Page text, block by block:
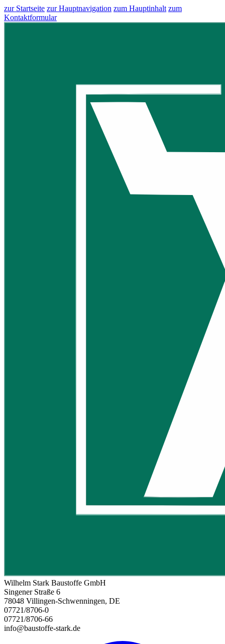
zur Startseite zur Hauptnavigation zum Hauptinhalt zum
Kontaktformular
Wilhelm Stark Baustoffe GmbH
Singener Straße 6
78048 Villingen-Schwenningen, DE
07721/8706-0
07721/8706-66
info@baustoffe-stark.de